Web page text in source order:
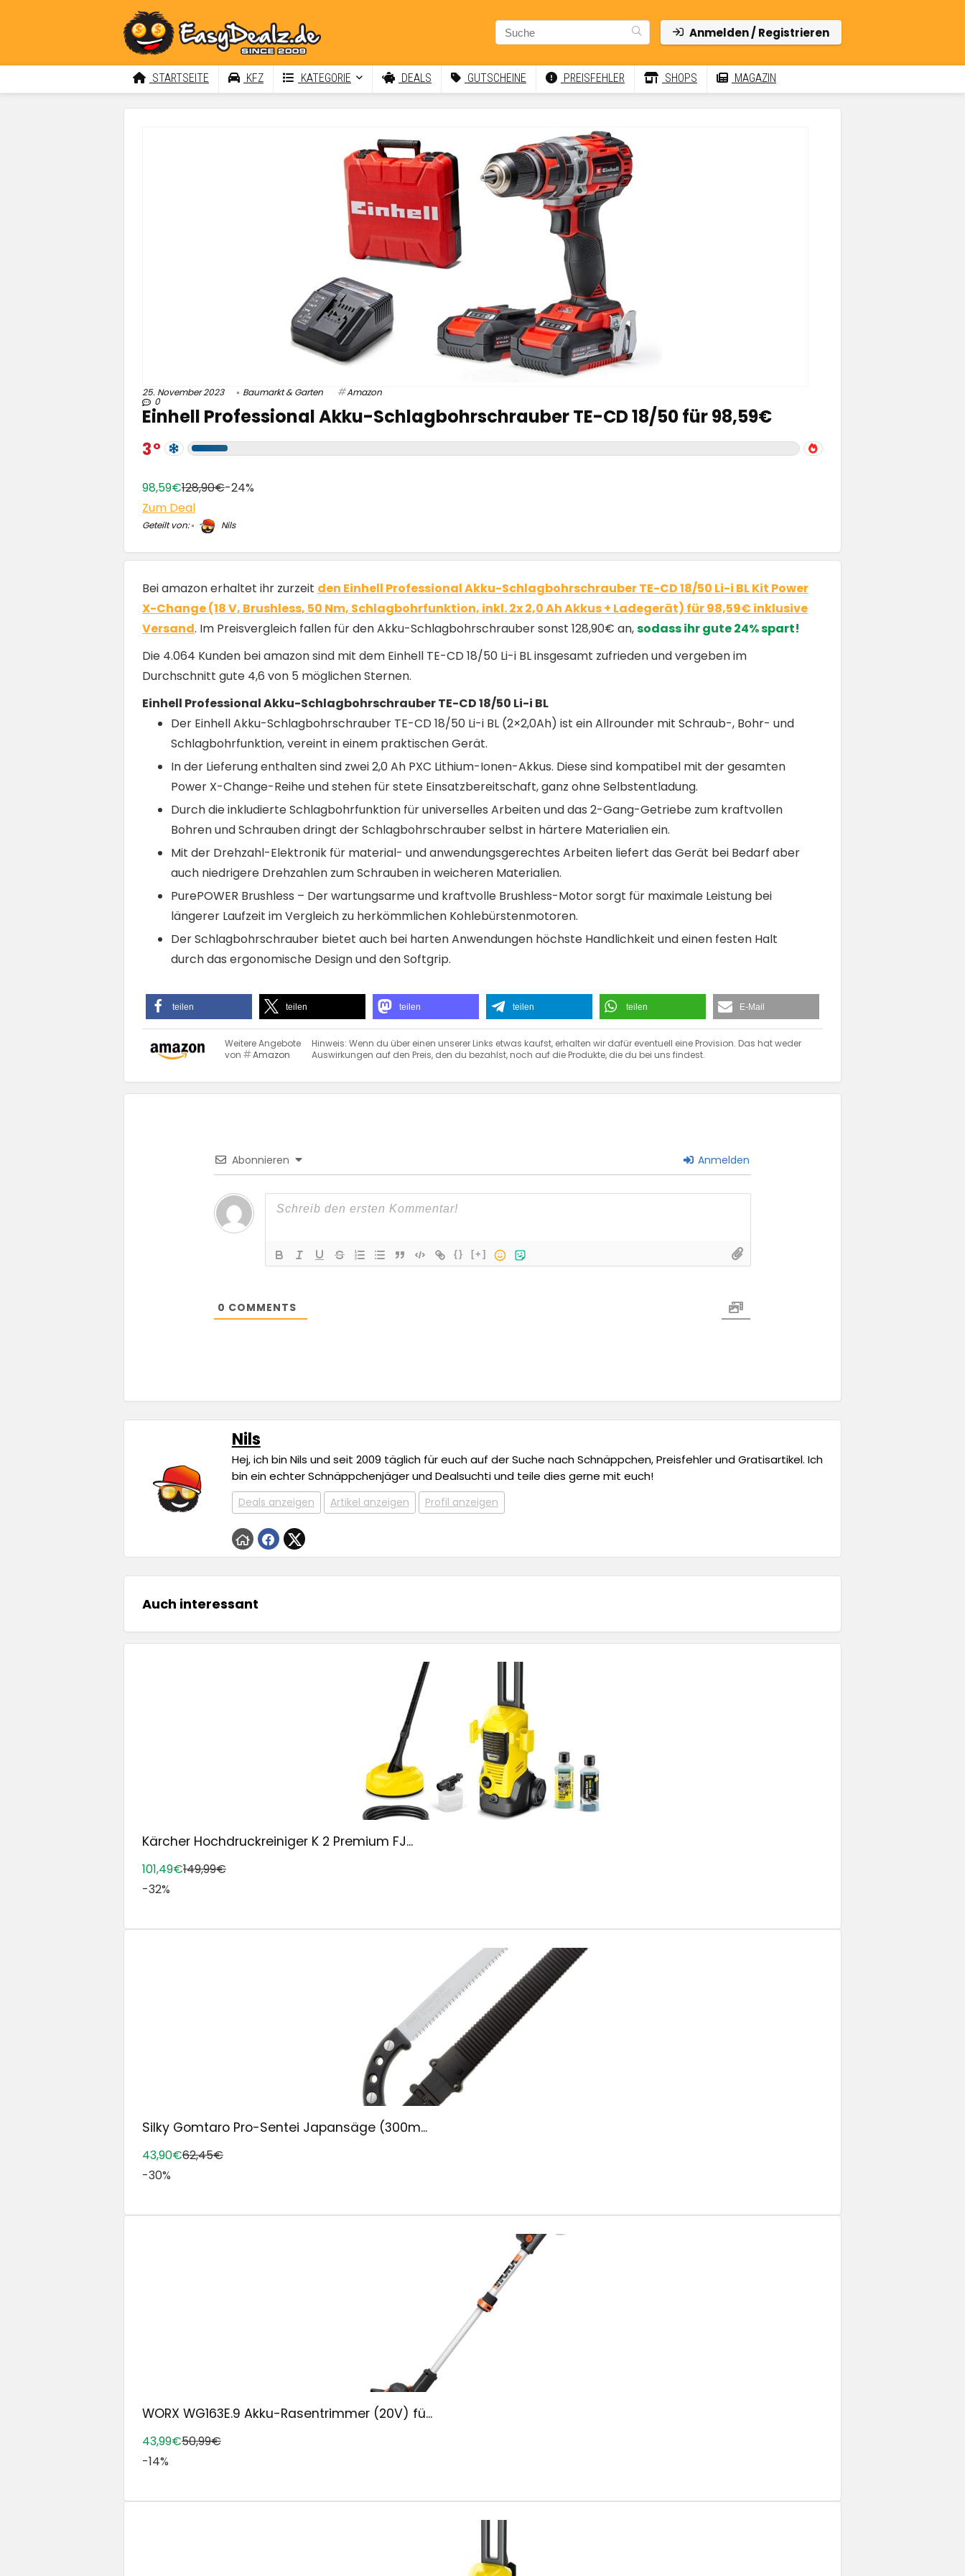
Anmelden / Registrieren
STARTSEITE KFZ KATEGORIE DEALS GUTSCHEINE PREISFEHLER SHOPS MAGAZIN
25. November 2023 Baumarkt & Garten Amazon
0
Einhell Professional Akku-Schlagbohrschrauber TE-CD 18/50 für 98,59€
3
98,59€128,90€-24%
Zum Deal
Geteilt von: Nils
Bei amazon erhaltet ihr zurzeit den Einhell Professional Akku-Schlagbohrschrauber TE-CD 18/50 Li-i BL Kit Power
X-Change (18 V, Brushless, 50 Nm, Schlagbohrfunktion, inkl. 2x 2,0 Ah Akkus + Ladegerät) für 98,59€ inklusive
Versand. Im Preisvergleich fallen für den Akku-Schlagbohrschrauber sonst 128,90€ an,sodass ihr gute 24% spart!
Die 4.064 Kunden bei amazon sind mit dem Einhell TE-CD 18/50 Li-i BL insgesamt zufrieden und vergeben im
Durchschnitt gute 4,6 von 5 möglichen Sternen.
Einhell Professional Akku-Schlagbohrschrauber TE-CD 18/50 Li-i BL
Der Einhell Akku-Schlagbohrschrauber TE-CD 18/50 Li-i BL (2×2,0Ah) ist ein Allrounder mit Schraub-, Bohr- und
Schlagbohrfunktion, vereint in einem praktischen Gerät.
In der Lieferung enthalten sind zwei 2,0 Ah PXC Lithium-Ionen-Akkus. Diese sind kompatibel mit der gesamten
Power X-Change-Reihe und stehen für stete Einsatzbereitschaft, ganz ohne Selbstentladung.
Durch die inkludierte Schlagbohrfunktion für universelles Arbeiten und das 2-Gang-Getriebe zum kraftvollen
Bohren und Schrauben dringt der Schlagbohrschrauber selbst in härtere Materialien ein.
Mit der Drehzahl-Elektronik für material- und anwendungsgerechtes Arbeiten liefert das Gerät bei Bedarf aber
auch niedrigere Drehzahlen zum Schrauben in weicheren Materialien.
PurePOWER Brushless – Der wartungsarme und kraftvolle Brushless-Motor sorgt für maximale Leistung bei
längerer Laufzeit im Vergleich zu herkömmlichen Kohlebürstenmotoren.
Der Schlagbohrschrauber bietet auch bei harten Anwendungen höchste Handlichkeit und einen festen Halt
durch das ergonomische Design und den Softgrip.
teilen teilen teilen teilen teilen E-Mail
Weitere Angebote
von
Amazon
Hinweis: Wenn du über einen unserer Links etwas kaufst, erhalten wir dafür eventuell eine Provision. Das hat weder
Auswirkungen auf den Preis, den du bezahlst, noch auf die Produkte, die du bei uns findest.
Abonnieren Anmelden
{} [+]
0 COMMENTS
Nils
Hej, ich bin Nils und seit 2009 täglich für euch auf der Suche nach Schnäppchen, Preisfehler und Gratisartikel. Ich
bin ein echter Schnäppchenjäger und Dealsuchti und teile dies gerne mit euch!
Deals anzeigen Artikel anzeigen Profil anzeigen
Auch interessant
Kärcher Hochdruckreiniger K 2 Premium FJ...
101,49€149,99€
-32%
Silky Gomtaro Pro-Sentei Japansäge (300m...
43,90€62,45€
-30%
WORX WG163E.9 Akku-Rasentrimmer (20V) fü...
43,99€50,99€
-14%